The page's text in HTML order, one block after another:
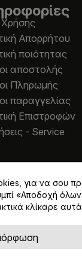
Απορρήτου
ποιότητας
αποστολής
Πληρωμής
παραγγελίας
Επιστροφών
- Service
ΦΠΑ
για να σου
«Αποδοχή
κλίκαρε